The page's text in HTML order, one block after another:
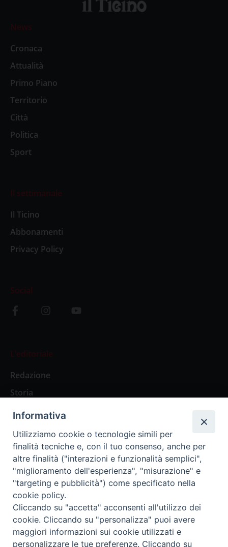
News
Cronaca
Attualità
Primo Piano
Territorio
Città
Politica
Sport
Il settimanale
Il Ticino
Abbonamenti
Privacy Policy
Social
L’editoriale
Redazione
Storia
Abbonamenti
Abbonamento Annuale Digitale
Abbonamento Annuale Cartaceo
Abbonamento Singola Copia Digitale
Informativa
Utilizziamo cookie o tecnologie simili per
finalità tecniche e, con il tuo consenso, anche per
altre finalità ("interazioni e funzionalità semplici",
"miglioramento dell'esperienza", "misurazione" e
"targeting e pubblicità") come specificato nella
cookie policy.
Cliccando su "accetta" acconsenti all'utilizzo dei
cookie. Cliccando su "personalizza" puoi avere
maggiori informazioni sui cookie utilizzati e
personalizzare le tue preferenze. Cliccando su